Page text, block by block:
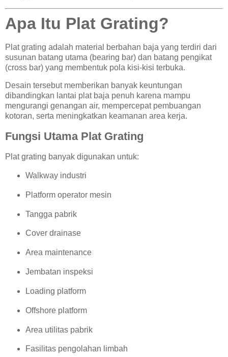
Apa Itu Plat Grating?
Plat grating adalah material berbahan baja yang terdiri dari
susunan batang utama (bearing bar) dan batang pengikat
(cross bar) yang membentuk pola kisi-kisi terbuka.
Desain tersebut memberikan banyak keuntungan
dibandingkan lantai plat baja penuh karena mampu
mengurangi genangan air, mempercepat pembuangan
kotoran, serta meningkatkan keamanan area kerja.
Fungsi Utama Plat Grating
Plat grating banyak digunakan untuk:
Walkway industri
Platform operator mesin
Tangga pabrik
Cover drainase
Area maintenance
Jembatan inspeksi
Loading platform
Offshore platform
Area utilitas pabrik
Fasilitas pengolahan limbah